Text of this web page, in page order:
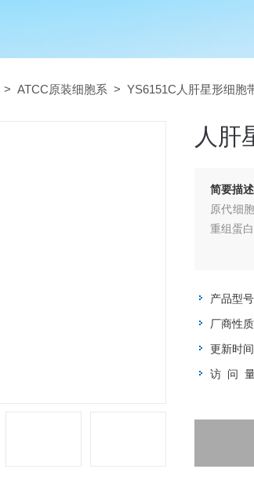
> ATCC原装细胞系 > YS6151C人肝星形细胞
人肝
简要描述
原代细
重组蛋
产品型号
厂商性质
更新时间
访 问 量